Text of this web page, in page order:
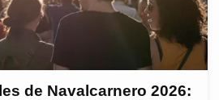
de Navalcarnero 2026: